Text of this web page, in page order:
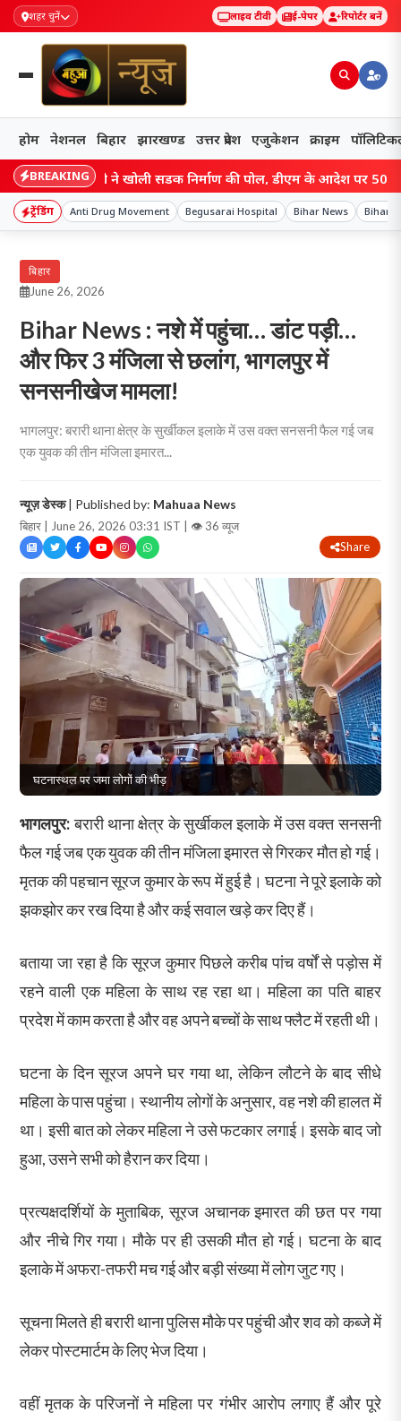
शहर चुनें लाइव टीवी ई-पेपर रिपोर्टर बनें
होम नेशनल बिहार झारखण्ड उत्तर प्रदेश एजुकेशन क्राइम
BREAKING
वीडियो ने खोली सड़क निर्माण की पोल, डीएम के आदेश पर 50 मीटर
ट्रेंडिंग Anti Drug Movement Begusarai Hospital Bihar News Bihar
बिहार
June 26, 2026
Bihar News : नशे में पहुंचा… डांट पड़ी…
और फिर 3 मंजिला से छलांग, भागलपुर में
सनसनीखेज मामला!
भागलपुर: बरारी थाना क्षेत्र के सुर्खीकल इलाके में उस वक्त सनसनी फैल गई जब
एक युवक की तीन मंजिला इमारत...
न्यूज़ डेस्क| Published by: Mahuaa News
बिहार | June 26, 2026 03:31 IST | 👁 36 व्यूज
Share
घटनास्थल पर जमा लोगों की भीड़
भागलपुर:बरारी थाना क्षेत्र के सुर्खीकल इलाके में उस वक्त सनसनी
फैल गई जब एक युवक की तीन मंजिला इमारत से गिरकर मौत हो गई।
मृतक की पहचान सूरज कुमार के रूप में हुई है। घटना ने पूरे इलाके को
झकझोर कर रख दिया है और कई सवाल खड़े कर दिए हैं।
बताया जा रहा है कि सूरज कुमार पिछले करीब पांच वर्षों से पड़ोस में
रहने वाली एक महिला के साथ रह रहा था। महिला का पति बाहर
प्रदेश में काम करता है और वह अपने बच्चों के साथ फ्लैट में रहती थी।
घटना के दिन सूरज अपने घर गया था, लेकिन लौटने के बाद सीधे
महिला के पास पहुंचा। स्थानीय लोगों के अनुसार, वह नशे की हालत में
था। इसी बात को लेकर महिला ने उसे फटकार लगाई। इसके बाद जो
हुआ, उसने सभी को हैरान कर दिया।
प्रत्यक्षदर्शियों के मुताबिक, सूरज अचानक इमारत की छत पर गया
और नीचे गिर गया। मौके पर ही उसकी मौत हो गई। घटना के बाद
इलाके में अफरा-तफरी मच गई और बड़ी संख्या में लोग जुट गए।
सूचना मिलते ही बरारी थाना पुलिस मौके पर पहुंची और शव को कब्जे में
लेकर पोस्टमार्टम के लिए भेज दिया।
वहीं मृतक के परिजनों ने महिला पर गंभीर आरोप लगाए हैं और पूरे